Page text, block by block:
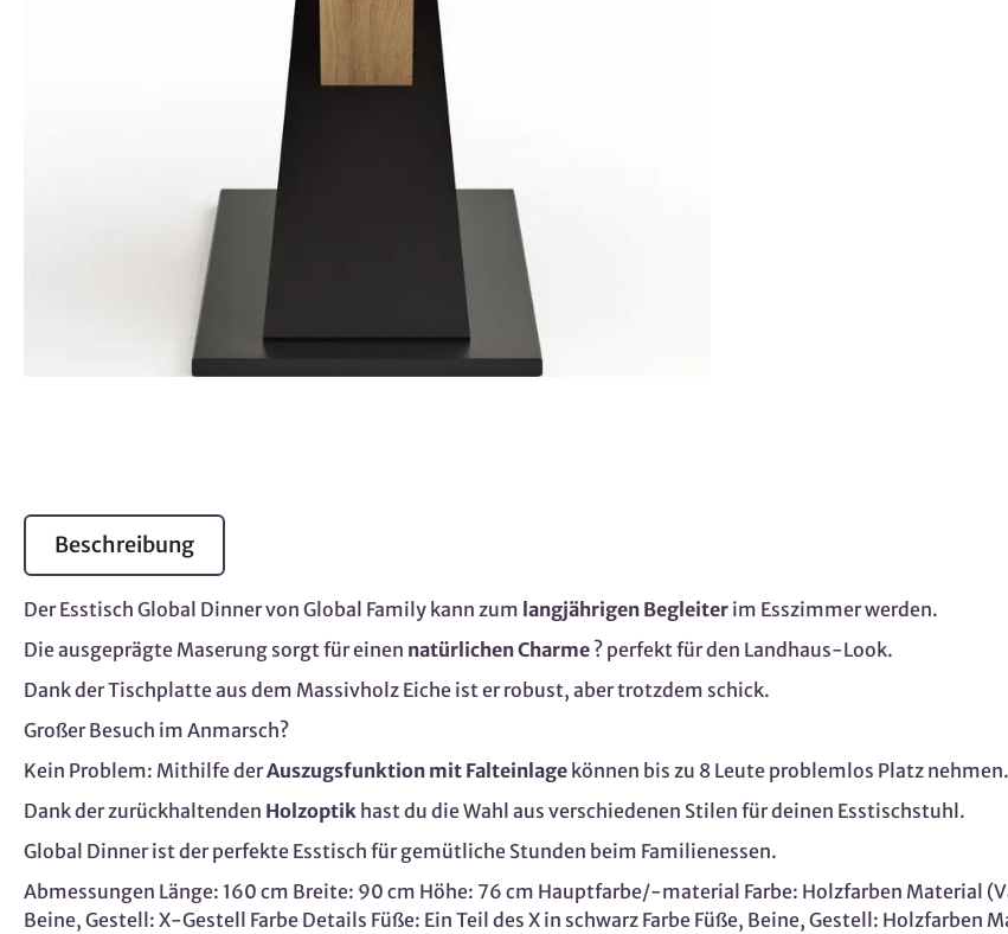
Beschreibung
Der Esstisch Global Dinner von Global Family kann zum langjährigen Begleiter im Esszimmer werden.
Die ausgeprägte Maserung sorgt für einen natürlichen Charme ? perfekt für den Landhaus-Look.
Dank der Tischplatte aus dem Massivholz Eiche ist er robust, aber trotzdem schick.
Großer Besuch im Anmarsch?
Kein Problem: Mithilfe derAuszugsfunktion mit Falteinlage können bis zu 8 Leute problemlos Platz nehmen.
Dank der zurückhaltenden Holzoptik hast du die Wahl aus verschiedenen Stilen für deinen Esstischstuhl.
Global Dinner ist der perfekte Esstisch für gemütliche Stunden beim Familienessen.
Abmessungen Länge: 160 cm Breite: 90 cm Höhe: 76 cm Hauptfarbe/-material Farbe: Holzfarben Material
Beine, Gestell: X-Gestell Farbe Details Füße: Ein Teil des X in schwarz Farbe Füße, Beine, Gestell: